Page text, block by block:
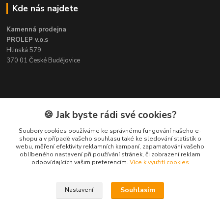
Kde nás najdete
Kamenná prodejna
PROLEP v.o.s
Hlinská 579
370 01 České Budějovice
Kontakt
Pavel Šedivý
+420 602 148 895
Pracovní doba PO - PÁ: 8,00-16,30
🍪 Jak byste rádi své cookies?
Soubory cookies používáme ke správnému fungování našeho e-
shopu a v případě vašeho souhlasu také ke sledování statistik o
webu, měření efektivity reklamních kampaní, zapamatování vašeho
oblíbeného nastavení při používání stránek, či zobrazení reklam
odpovídajících vašim preferencím. Více k využití cookies
Nastavení Souhlasím